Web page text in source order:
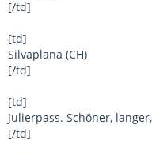
[/td]
[td]
Silvaplana (CH)
[/td]
[td]
Julierpass. Schöner,
[/td]